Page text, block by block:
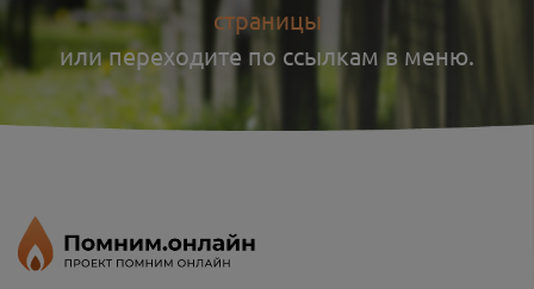
страницы
или переходите по ссылкам в меню.